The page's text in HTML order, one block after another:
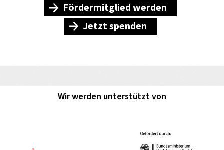
Fördermitglied werden
Jetzt spenden
Wir werden unterstützt von